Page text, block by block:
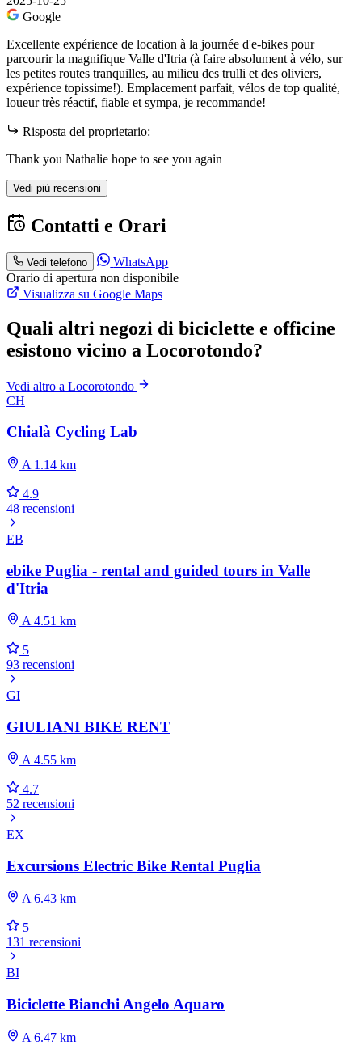
Google
Excellente expérience de location à la journée d'e-bikes pour
parcourir la magnifique Valle d'Itria (à faire absolument à vélo, sur
les petites routes tranquilles, au milieu des trulli et des oliviers,
expérience topissime!). Emplacement parfait, vélos de top qualité,
loueur très réactif, fiable et sympa, je recommande!
Risposta del proprietario:
Thank you Nathalie hope to see you again
Vedi più recensioni
Contatti e Orari
Vedi telefono
WhatsApp
Orario di apertura non disponibile
Visualizza su Google Maps
Quali altri negozi di biciclette e officine
esistono vicino a Locorotondo?
Vedi altro a Locorotondo
CH
Chialà Cycling Lab
A 1.14 km
4.9
48 recensioni
EB
ebike Puglia - rental and guided tours in Valle
d'Itria
A 4.51 km
5
93 recensioni
GI
GIULIANI BIKE RENT
A 4.55 km
4.7
52 recensioni
EX
Excursions Electric Bike Rental Puglia
A 6.43 km
5
131 recensioni
BI
Biciclette Bianchi Angelo Aquaro
A 6.47 km